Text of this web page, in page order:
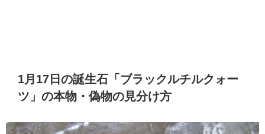
1月17日の誕生石「ブラックルチルクォー
ツ」の本物・偽物の見分け方